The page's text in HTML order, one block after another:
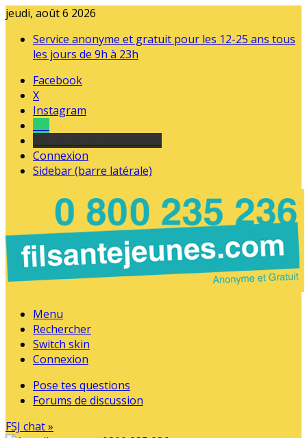
jeudi, août 6 2026
Service anonyme et gratuit pour les 12-25 ans tous
les jours de 9h à 23h
Facebook
X
Instagram
Connexion
Sidebar (barre latérale)
Menu
Rechercher
Switch skin
Connexion
Pose tes questions
Forums de discussion
FSJ chat »